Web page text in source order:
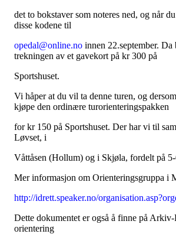
det to bokstaver som noteres ned, og når
disse kodene til
opedal@online.no innen 22.september. Da
trekningen av et gavekort på kr 300 på
Sportshuset.
Vi håper at du vil ta denne turen, og
kjøpe den ordinære turorienteringspakken
for kr 150 på Sportshuset. Der har vi til
Løvset, i
Våttåsen (Hollum) og i Skjøla, fordelt på 5-
Mer informasjon om Orienteringsgruppa i
http://idrett.speaker.no/
Dette dokumentet er også å finne på
orientering